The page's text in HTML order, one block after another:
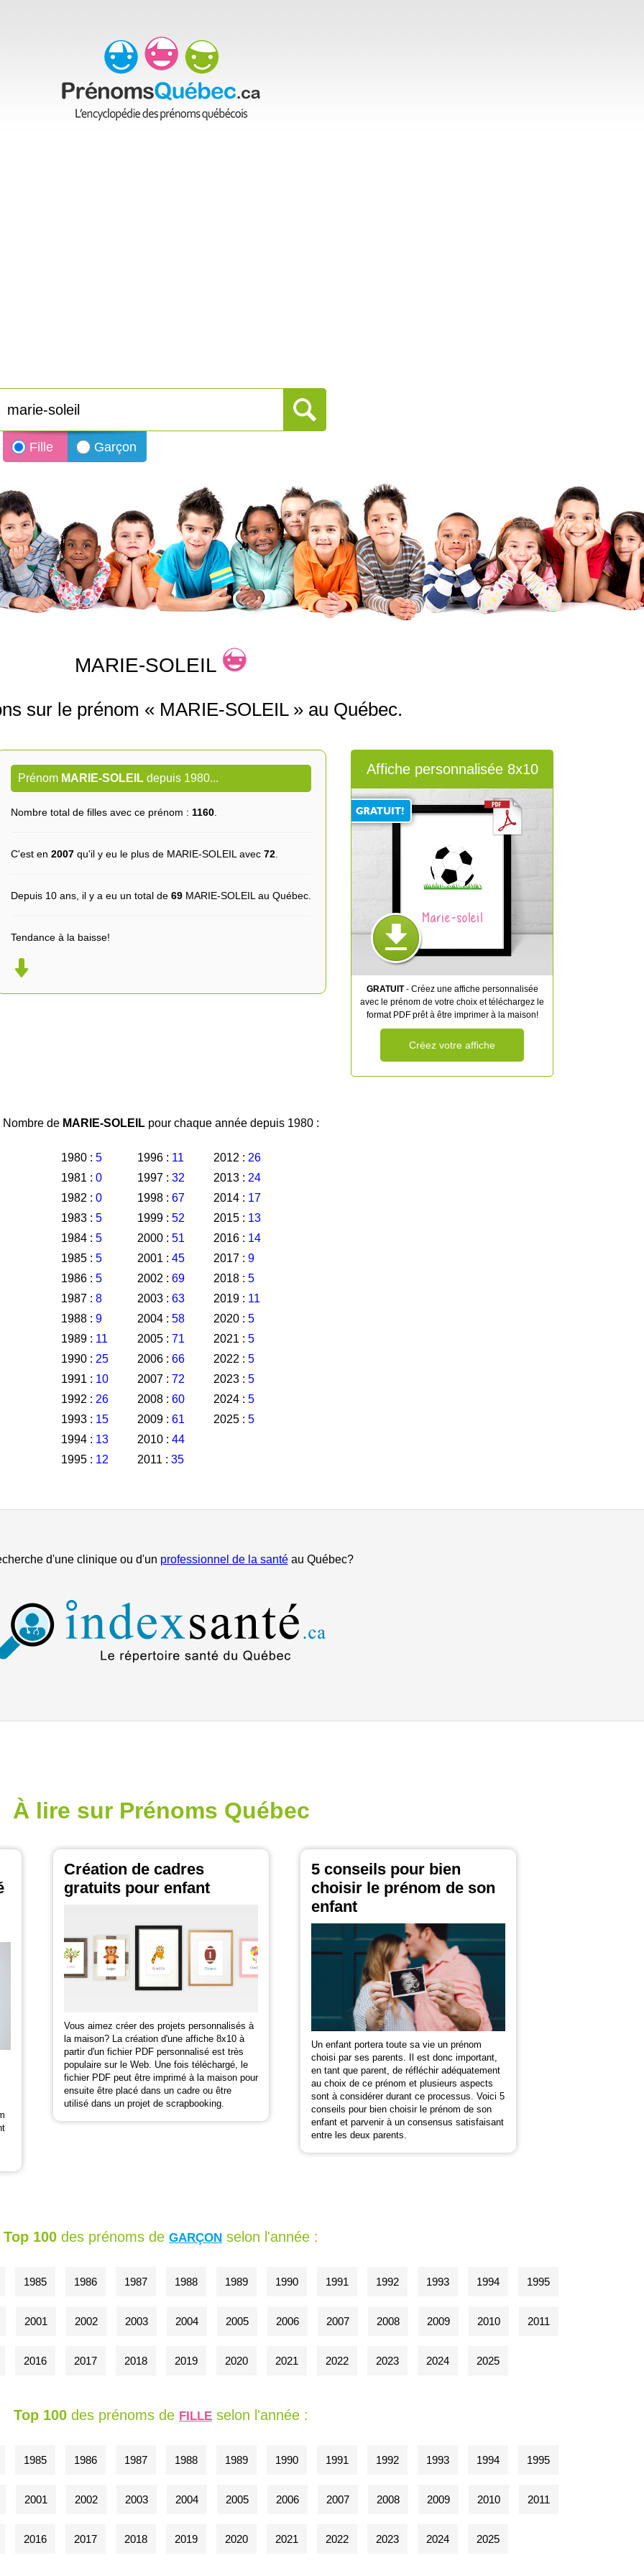
Fille Garçon
MARIE-SOLEIL
sur le prénom « MARIE-SOLEIL » au Québec.
Prénom MARIE-SOLEIL depuis 1980...
Nombre total de filles avec ce prénom : 1160
C'est en 2007 qu'il y eu le plus de MARIE-SOLEIL avec 72
Depuis 10 ans, il y a eu un total de 69 MARIE-SOLEIL au Québec.
Tendance à la baisse!
Affiche personnalisée 8x10
Marie-soleil
GRATUIT- Créez une affiche personnalisée
avec le prénom de votre choix et téléchargez le
format PDF prêt à être imprimer à la maison!
Créez votre affiche
Nombre de MARIE-SOLEIL pour chaque année depuis 1980 :
1980 : 5
1981 : 0
1982 : 0
1983 : 5
1984 : 5
1985 : 5
1986 : 5
1987 : 8
1988 : 9
1989 : 11
1990 : 25
1991 : 10
1992 : 26
1993 : 15
1994 : 13
1995 : 12
1996 : 11
1997 : 32
1998 : 67
1999 : 52
2000 : 51
2001 : 45
2002 : 69
2003 : 63
2004 : 58
2005 : 71
2006 : 66
2007 : 72
2008 : 60
2009 : 61
2010 : 44
2011 : 35
2012 : 26
2013 : 24
2014 : 17
2015 : 13
2016 : 14
2017 : 9
2018 : 5
2019 : 11
2020 : 5
2021 : 5
2022 : 5
2023 : 5
2024 : 5
2025 : 5
d'une clinique ou d'un professionnel de la santéau Québec?
À lire sur Prénoms Québec
Création de cadres
gratuits pour enfant
Vous aimez créer des projets personnalisés à
la maison? La création d'une affiche 8x10 à
partir d'un fichier PDF personnalisé est très
populaire sur le Web. Une fois téléchargé, le
fichier PDF peut être imprimé à la maison pour
ensuite être placé dans un cadre ou être
utilisé dans un projet de scrapbooking.
5 conseils pour bien
choisir le prénom de son
enfant
Un enfant portera toute sa vie un prénom
choisi par ses parents. Il est donc important,
en tant que parent, de réfléchir adéquatement
au choix de ce prénom et plusieurs aspects
sont à considérer durant ce processus. Voici 5
conseils pour bien choisir le prénom de son
enfant et parvenir à un consensus satisfaisant
entre les deux parents.
Top 100 des prénoms de GARÇON selon l'année :
1985 1986 1987 1988 1989 1990 1991 1992 1993 1994 1995
2001 2002 2003 2004 2005 2006 2007 2008 2009 2010 2011
2016 2017 2018 2019 2020 2021 2022 2023 2024 2025
Top 100 des prénoms de FILLE selon l'année :
1985 1986 1987 1988 1989 1990 1991 1992 1993 1994 1995
2001 2002 2003 2004 2005 2006 2007 2008 2009 2010 2011
2016 2017 2018 2019 2020 2021 2022 2023 2024 2025